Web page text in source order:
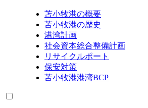
苫小牧港の概要
苫小牧港の歴史
港湾計画
社会資本総合整備計画
リサイクルポート
保安対策
苫小牧港港湾BCP